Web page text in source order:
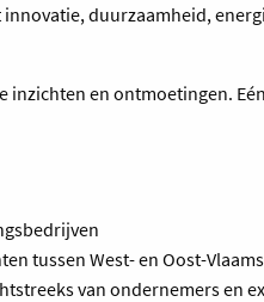
duurzaamheid,
en ontmoetingen.
tussen West- en Oost-
van ondernemers en